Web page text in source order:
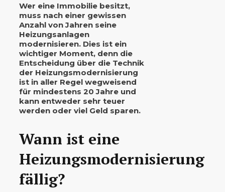
Wer eine Immobilie besitzt,
muss nach einer gewissen
Anzahl von Jahren seine
Heizungsanlagen
modernisieren. Dies ist ein
wichtiger Moment, denn die
Entscheidung über die Technik
der Heizungsmodernisierung
ist in aller Regel wegweisend
für mindestens 20 Jahre und
kann entweder sehr teuer
werden oder viel Geld sparen.
Wann ist eine
Heizungsmodernisierung
fällig?